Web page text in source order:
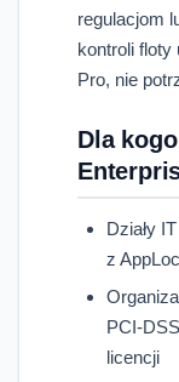
regulacjom
kontroli
Pro, nie
Dla
Działy
z
PCI-
licencji